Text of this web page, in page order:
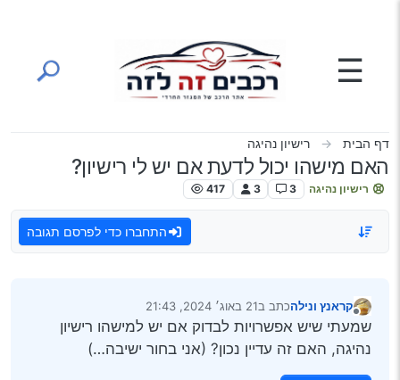
☰
דף הבית רישיון נהיגה
האם מישהו יכול לדעת אם יש לי רישיון?
רישיון נהיגה 3
3
417
התחברו כדי לפרסם תגובה
קראנץ ונילהכתב ב21 באוג׳ 2024, 21:43
נערך לאחרונה על ידי
שמעתי שיש אפשרויות לבדוק אם יש למישהו רישיון
נהיגה, האם זה עדיין נכון? (אני בחור ישיבה…)